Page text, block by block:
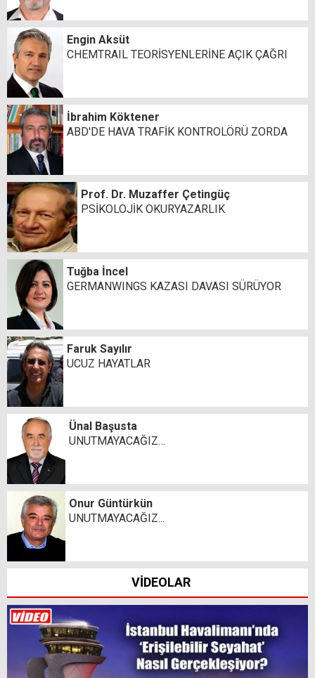
Engin Aksüt
CHEMTRAIL TEORİSYENLERİNE AÇIK ÇAĞRI
İbrahim Köktener
ABD'DE HAVA TRAFİK KONTROLÖRÜ ZORDA
Prof. Dr. Muzaffer Çetingüç
PSİKOLOJİK OKURYAZARLIK
Tuğba İncel
GERMANWINGS KAZASI DAVASI SÜRÜYOR
Faruk Sayılır
UCUZ HAYATLAR
Ünal Başusta
UNUTMAYACAĞIZ…
Onur Güntürkün
UNUTMAYACAĞIZ...
VİDEOLAR